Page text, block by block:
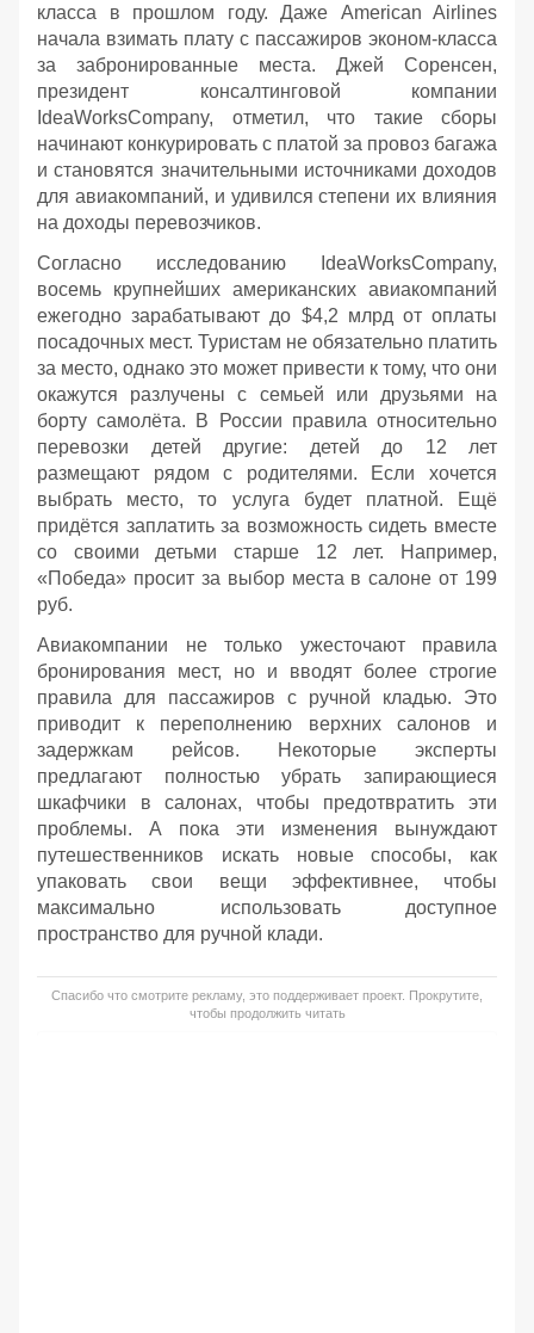
класса в прошлом году. Даже American Airlines
начала взимать плату с пассажиров эконом-класса
за забронированные места. Джей Соренсен,
президент консалтинговой компании
IdeaWorksCompany, отметил, что такие сборы
начинают конкурировать с платой за провоз багажа
и становятся значительными источниками доходов
для авиакомпаний, и удивился степени их влияния
на доходы перевозчиков.
Согласно исследованию IdeaWorksCompany,
восемь крупнейших американских авиакомпаний
ежегодно зарабатывают до $4,2 млрд от оплаты
посадочных мест. Туристам не обязательно платить
за место, однако это может привести к тому, что они
окажутся разлучены с семьей или друзьями на
борту самолёта. В России правила относительно
перевозки детей другие: детей до 12 лет
размещают рядом с родителями. Если хочется
выбрать место, то услуга будет платной. Ещё
придётся заплатить за возможность сидеть вместе
со своими детьми старше 12 лет. Например,
«Победа» просит за выбор места в салоне от 199
руб.
Авиакомпании не только ужесточают правила
бронирования мест, но и вводят более строгие
правила для пассажиров с ручной кладью. Это
приводит к переполнению верхних салонов и
задержкам рейсов. Некоторые эксперты
предлагают полностью убрать запирающиеся
шкафчики в салонах, чтобы предотвратить эти
проблемы. А пока эти изменения вынуждают
путешественников искать новые способы, как
упаковать свои вещи эффективнее, чтобы
максимально использовать доступное
пространство для ручной клади.
Спасибо что смотрите рекламу, это поддерживает проект. Прокрутите,
чтобы продолжить читать